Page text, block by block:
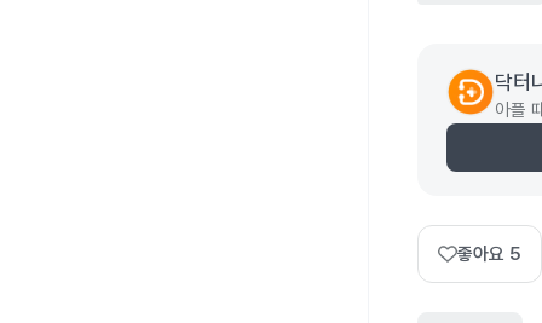
닥터
아플
좋아요 5